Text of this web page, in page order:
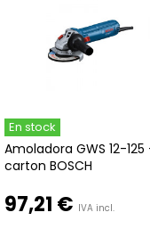
En stock
Amoladora GWS 12-
carton BOSCH
97,21 € IVA incl.